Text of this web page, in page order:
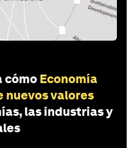
cómo Economía
nuevos valores
las industrias y